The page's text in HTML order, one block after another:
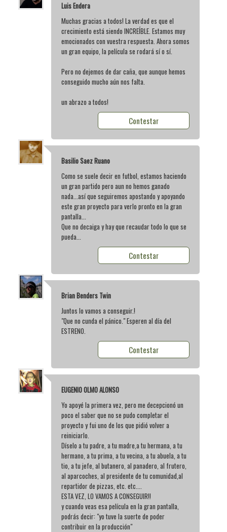
Luis Endera
Muchas gracias a todos! La verdad es que el
crecimiento está siendo INCREÍBLE. Estamos muy
emocionados con vuestra respuesta. Ahora somos
un gran equipo, la película se rodará sí o sí.
Pero no dejemos de dar caña, que aunque hemos
conseguido mucho aún nos falta.
un abrazo a todos!
Contestar
Basilio Saez Ruano
Como se suele decir en futbol, estamos haciendo
un gran partido pero aun no hemos ganado
nada...así que seguiremos apostando y apoyando
este gran proyecto para verlo pronto en la gran
pantalla...
Que no decaiga y hay que recaudar todo lo que se
pueda...
Contestar
Brian Benders Twin
Juntos lo vamos a conseguir.!
"Que no cunda el pánico." Esperen al día del
ESTRENO.
Contestar
EUGENIO OLMO ALONSO
Yo apoyé la primera vez, pero me decepcionó un
poco el saber que no se pudo completar el
proyecto y fui uno de los que pidió volver a
reiniciarlo.
Díselo a tu padre, a tu madre,a tu hermana, a tu
hermano, a tu prima, a tu vecina, a tu abuela, a tu
tio, a tu jefe, al butanero, al panadero, al frutero,
al aparcoches, al presidente de tu comunidad,al
repartidor de pizzas, etc. etc....
ESTA VEZ, LO VAMOS A CONSEGUIR!!
y cuando veas esa película en la gran pantalla,
podrás decir: "yo tuve la suerte de poder
contribuir en la producción"